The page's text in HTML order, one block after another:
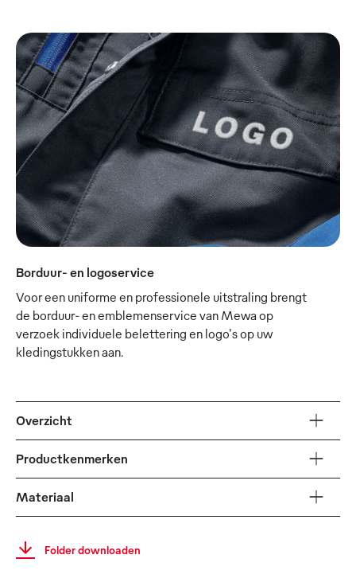
Borduur- en logoservice
Voor een uniforme en professionele uitstraling brengt
de borduur- en emblemenservice van Mewa op
verzoek individuele belettering en logo's op uw
kledingstukken aan.
Overzicht
Productkenmerken
Materiaal
Folder downloaden